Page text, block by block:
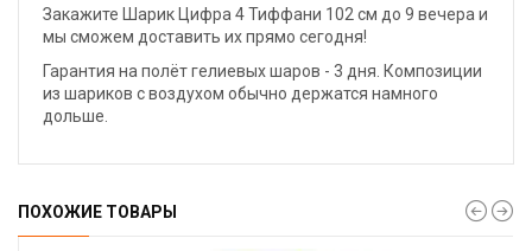
Закажите Шарик Цифра 4 Тиффани 102 см до 9 вечера и
мы сможем доставить их прямо сегодня!
Гарантия на полёт гелиевых шаров - 3 дня. Композиции
из шариков с воздухом обычно держатся намного
дольше.
ПОХОЖИЕ ТОВАРЫ